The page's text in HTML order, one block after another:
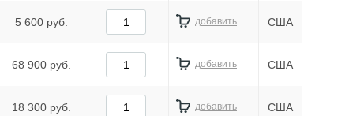
5 600 руб. добавить США
68 900 руб. добавить США
18 300 руб. добавить США